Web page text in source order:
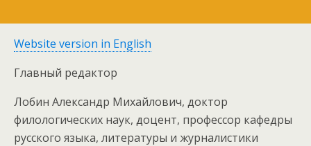
Website version in English
Главный редактор
Лобин Александр Михайлович, доктор
филологических наук, доцент, профессор кафедры
русского языка, литературы и журналистики